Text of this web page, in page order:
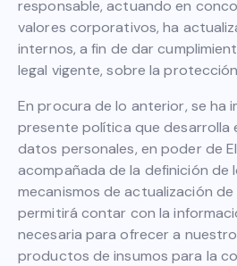
responsable, actuando en
valores corporativos, ha
internos, a fin de dar
legal vigente, sobre la
En procura de lo anterior, se ha
presente política que desarrolla
datos personales, en poder de
acompañada de la definición de
mecanismos de actualización
permitirá contar con la
necesaria para ofrecer a
productos de insumos para la